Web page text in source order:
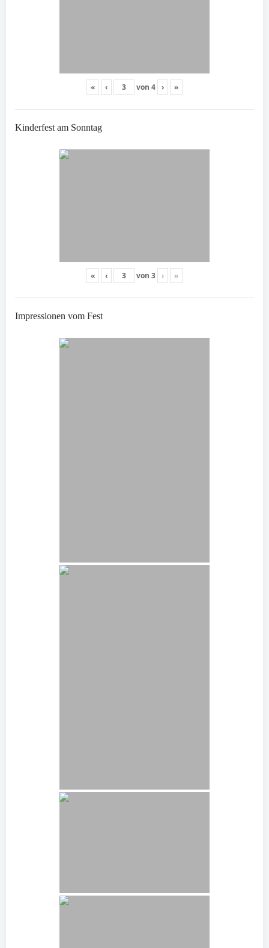
« ‹ von 4 › »
Kinderfest am Sonntag
« ‹ von 3 › »
Impressionen vom Fest